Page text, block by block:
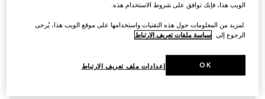
الويب هذا، فإنك توافق على شروط الاستخدام هذه.
.لمزيد من المعلومات حول هذه التقنيات واستخدامها على موقع الويب هذا، يُرجى
الرجوع إلى سياسة ملفات تعريف الارتباط
إعدادات ملف تعريف الارتباط OK